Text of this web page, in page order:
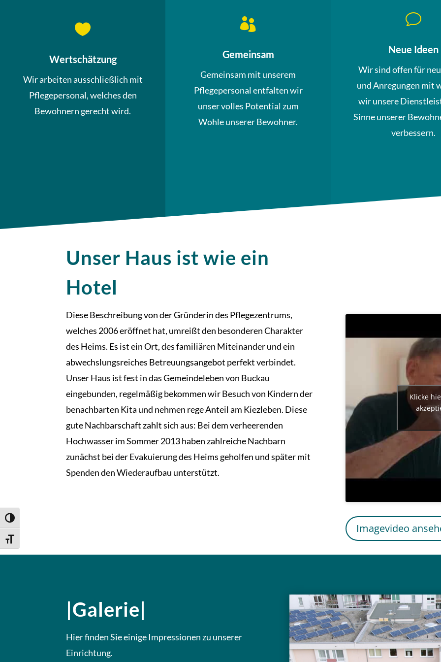
Umschalten auf hohe Kontraste
Schrift vergrößern

Wertschätzung
Wir arbeiten ausschließlich mit
Pflegepersonal, welches den
Bewohnern gerecht wird.

Gemeinsam
Gemeinsam mit unserem
Pflegepersonal entfalten wir
unser volles Potential zum
Wohle unserer Bewohner.
v
Neue Ideen
Wir sind offen für
und Anregungen mit
wir unsere
Sinne unserer
verbessern.
Unser Haus ist wie ein
Hotel
Diese Beschreibung von der Gründerin des Pflegezentrums,
welches 2006 eröffnet hat, umreißt den besonderen Charakter
des Heims. Es ist ein Ort, des familiären Miteinander und ein
abwechslungsreiches Betreuungsangebot perfekt verbindet.
Unser Haus ist fest in das Gemeindeleben von Buckau
eingebunden, regelmäßig bekommen wir Besuch von Kindern der
benachbarten Kita und nehmen rege Anteil am Kiezleben. Diese
gute Nachbarschaft zahlt sich aus: Bei dem verheerenden
Hochwasser im Sommer 2013 haben zahlreiche Nachbarn
zunächst bei der Evakuierung des Heims geholfen und später mit
Spenden den Wiederaufbau unterstützt.
Klicke
Imagevideo
|Galerie|
Hier finden Sie einige Impressionen zu unserer
Einrichtung.